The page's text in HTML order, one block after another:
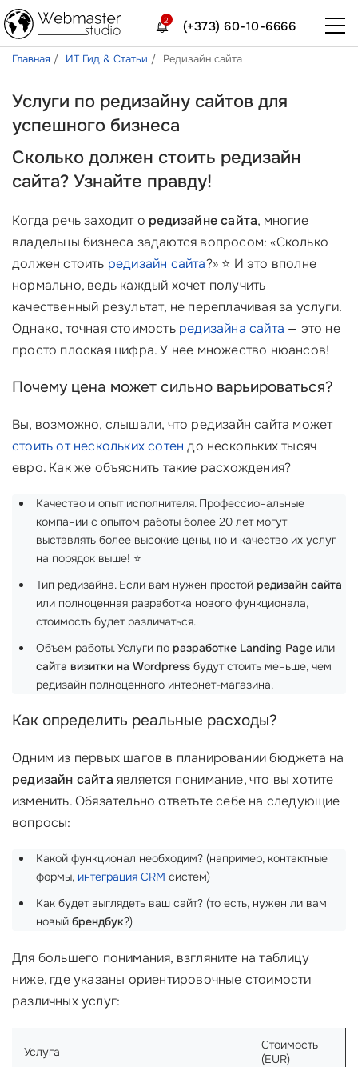
(+373) 60-10-6666
2
Главная ИТ Гид & Статьи Редизайн сайта
Услуги по редизайну сайтов для
успешного бизнеса
Сколько должен стоить редизайн
сайта? Узнайте правду!
Когда речь заходит о редизайне сайта, многие
владельцы бизнеса задаются вопросом: «Сколько
должен стоить редизайн сайта?» ⭐ И это вполне
нормально, ведь каждый хочет получить
качественный результат, не переплачивая за услуги.
Однако, точная стоимость редизайна сайта — это не
просто плоская цифра. У нее множество нюансов!
Почему цена может сильно варьироваться?
Вы, возможно, слышали, что редизайн сайта может
стоить от нескольких сотен до нескольких тысяч
евро. Как же объяснить такие расхождения?
Качество и опыт исполнителя. Профессиональные
компании с опытом работы более 20 лет могут
выставлять более высокие цены, но и качество их услуг
на порядок выше! ⭐
Тип редизайна. Если вам нужен простой редизайн сайта
или полноценная разработка нового функционала,
стоимость будет различаться.
Объем работы. Услуги по разработке Landing Page или
сайта визитки на Wordpress будут стоить меньше, чем
редизайн полноценного интернет-магазина.
Как определить реальные расходы?
Одним из первых шагов в планировании бюджета на
редизайн сайта является понимание, что вы хотите
изменить. Обязательно ответьте себе на следующие
вопросы:
Какой функционал необходим? (например, контактные
формы, интеграция CRM систем)
Как будет выглядеть ваш сайт? (то есть, нужен ли вам
новый брендбук?)
Для большего понимания, взгляните на таблицу
ниже, где указаны ориентировочные стоимости
различных услуг:
Услуга
Стоимость
(EUR)